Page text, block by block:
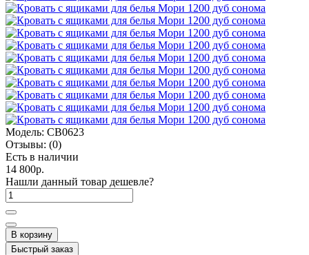
Модель: СВ0623
Отзывы: (0)
Есть в наличии
14 800р.
Нашли данный товар дешевле?
В корзину
Быстрый заказ